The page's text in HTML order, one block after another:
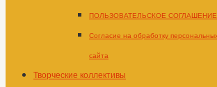
ПОЛЬЗОВАТЕЛЬСКОЕ СОГЛАШЕНИЕ
Согласие на обработку
сайта
Творческие коллективы